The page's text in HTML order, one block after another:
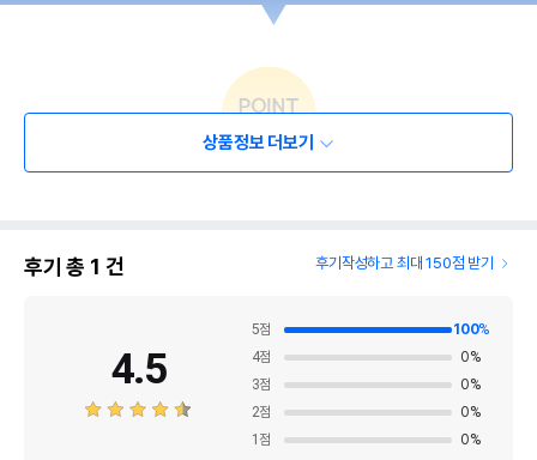
상품정보 더보기
후기 총 1 건 후기작성하고 최대 150점 받기
4.5
5점 100%
4점 0%
3점 0%
2점 0%
1 점 0%